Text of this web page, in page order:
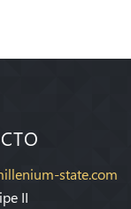
state.com
II